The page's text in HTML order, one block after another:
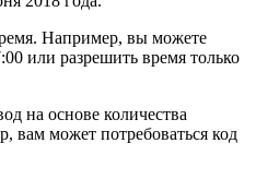
Например, вы можете
или разрешить время только
на основе количества
может потребоваться код